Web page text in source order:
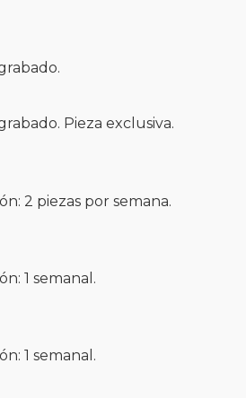
Pieza exclusiva.
2 piezas por semana.
1 semanal.
1 semanal.